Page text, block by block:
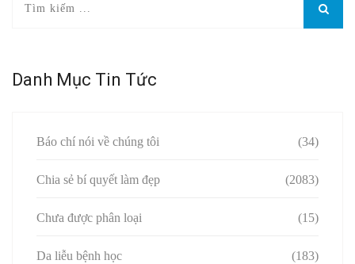
Danh Mục Tin Tức
Báo chí nói về chúng tôi (34)
Chia sẻ bí quyết làm đẹp (2083)
Chưa được phân loại (15)
Da liễu bệnh học (183)